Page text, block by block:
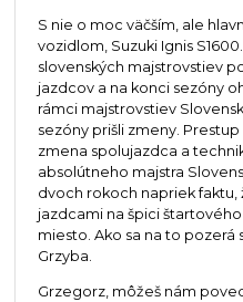
S nie o moc väčším, ale
vozidlom, Suzuki Ignis
slovenských majstrovstiev
jazdcov a na konci sezóny
rámci majstrovstiev
sezóny prišli zmeny.
zmena spolujazdca a
absolútneho majstra
dvoch rokoch napriek faktu,
jazdcami na špici
miesto. Ako sa na to pozerá
Grzyba.
Grzegorz, môžeš nám